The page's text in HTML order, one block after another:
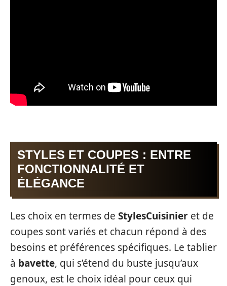
STYLES ET COUPES : ENTRE
FONCTIONNALITÉ ET
ÉLÉGANCE
Les choix en termes de StylesCuisinier et de
coupes sont variés et chacun répond à des
besoins et préférences spécifiques. Le tablier
à bavette, qui s’étend du buste jusqu’aux
genoux, est le choix idéal pour ceux qui